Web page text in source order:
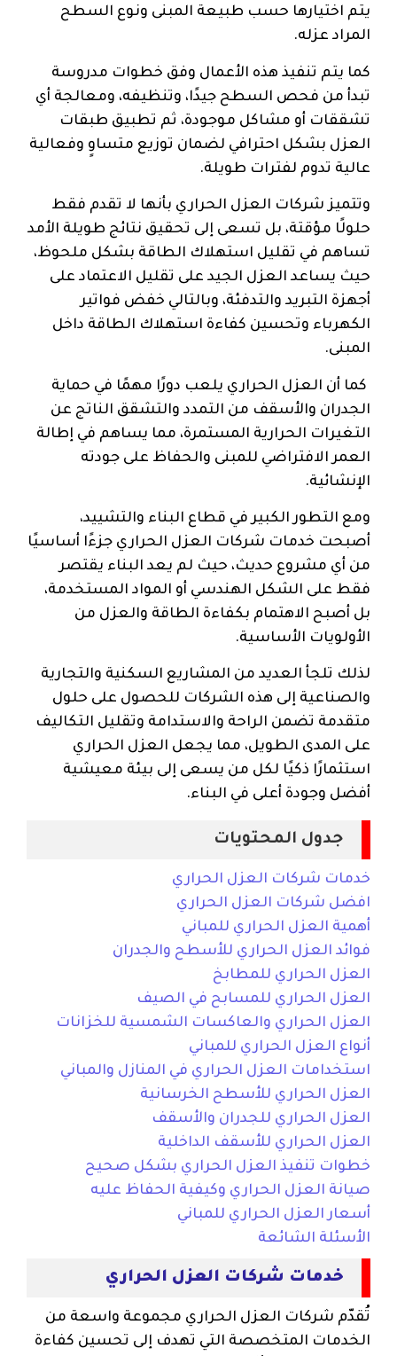
يتم اختيارها حسب طبيعة المبنى ونوع السطح
المراد عزله.
كما يتم تنفيذ هذه الأعمال وفق خطوات مدروسة
تبدأ من فحص السطح جيدًا، وتنظيفه، ومعالجة أي
تشققات أو مشاكل موجودة، ثم تطبيق طبقات
العزل بشكل احترافي لضمان توزيع متساوٍ وفعالية
عالية تدوم لفترات طويلة.
وتتميز شركات العزل الحراري بأنها لا تقدم فقط
حلولًا مؤقتة، بل تسعى إلى تحقيق نتائج طويلة الأمد
تساهم في تقليل استهلاك الطاقة بشكل ملحوظ،
حيث يساعد العزل الجيد على تقليل الاعتماد على
أجهزة التبريد والتدفئة، وبالتالي خفض فواتير
الكهرباء وتحسين كفاءة استهلاك الطاقة داخل
المبنى.
كما أن العزل الحراري يلعب دورًا مهمًا في حماية
الجدران والأسقف من التمدد والتشقق الناتج عن
التغيرات الحرارية المستمرة، مما يساهم في إطالة
العمر الافتراضي للمبنى والحفاظ على جودته
الإنشائية.
ومع التطور الكبير في قطاع البناء والتشييد،
أصبحت خدمات شركات العزل الحراري جزءًا أساسيًا
من أي مشروع حديث، حيث لم يعد البناء يقتصر
فقط على الشكل الهندسي أو المواد المستخدمة،
بل أصبح الاهتمام بكفاءة الطاقة والعزل من
الأولويات الأساسية.
لذلك تلجأ العديد من المشاريع السكنية والتجارية
والصناعية إلى هذه الشركات للحصول على حلول
متقدمة تضمن الراحة والاستدامة وتقليل التكاليف
على المدى الطويل، مما يجعل العزل الحراري
استثمارًا ذكيًا لكل من يسعى إلى بيئة معيشية
أفضل وجودة أعلى في البناء.
جدول المحتويات
خدمات شركات العزل الحراري
افضل شركات العزل الحراري
أهمية العزل الحراري للمباني
فوائد العزل الحراري للأسطح والجدران
العزل الحراري للمطابخ
العزل الحراري للمسابح في الصيف
العزل الحراري والعاكسات الشمسية للخزانات
أنواع العزل الحراري للمباني
استخدامات العزل الحراري في المنازل والمباني
العزل الحراري للأسطح الخرسانية
العزل الحراري للجدران والأسقف
العزل الحراري للأسقف الداخلية
خطوات تنفيذ العزل الحراري بشكل صحيح
صيانة العزل الحراري وكيفية الحفاظ عليه
أسعار العزل الحراري للمباني
الأسئلة الشائعة
خدمات شركات العزل الحراري
تُقدّم شركات العزل الحراري مجموعة واسعة من
الخدمات المتخصصة التي تهدف إلى تحسين كفاءة